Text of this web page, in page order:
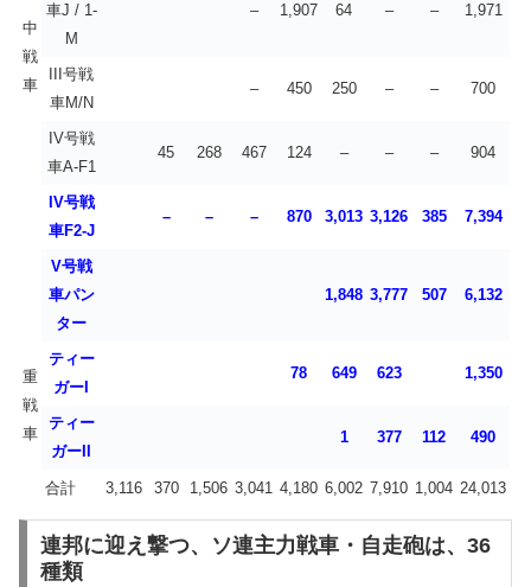
中
戦
車
車J / 1-
M
– 1,907 64 – – 1,971
III号戦
車M/N
– 450 250 – – 700
IV号戦
車A-F1
45 268 467 124 – – – 904
IV号戦
車F2-J
– – – 870 3,013 3,126 385 7,394
V号戦
車パン
ター
1,848 3,777 507 6,132
重
戦
車
ティー
ガーI
78 649 623 1,350
ティー
ガーII
1 377 112 490
合計 3,116 370 1,506 3,041 4,180 6,002 7,910 1,004 24,013
連邦に迎え撃つ、ソ連主力戦車・自走砲は、36
種類